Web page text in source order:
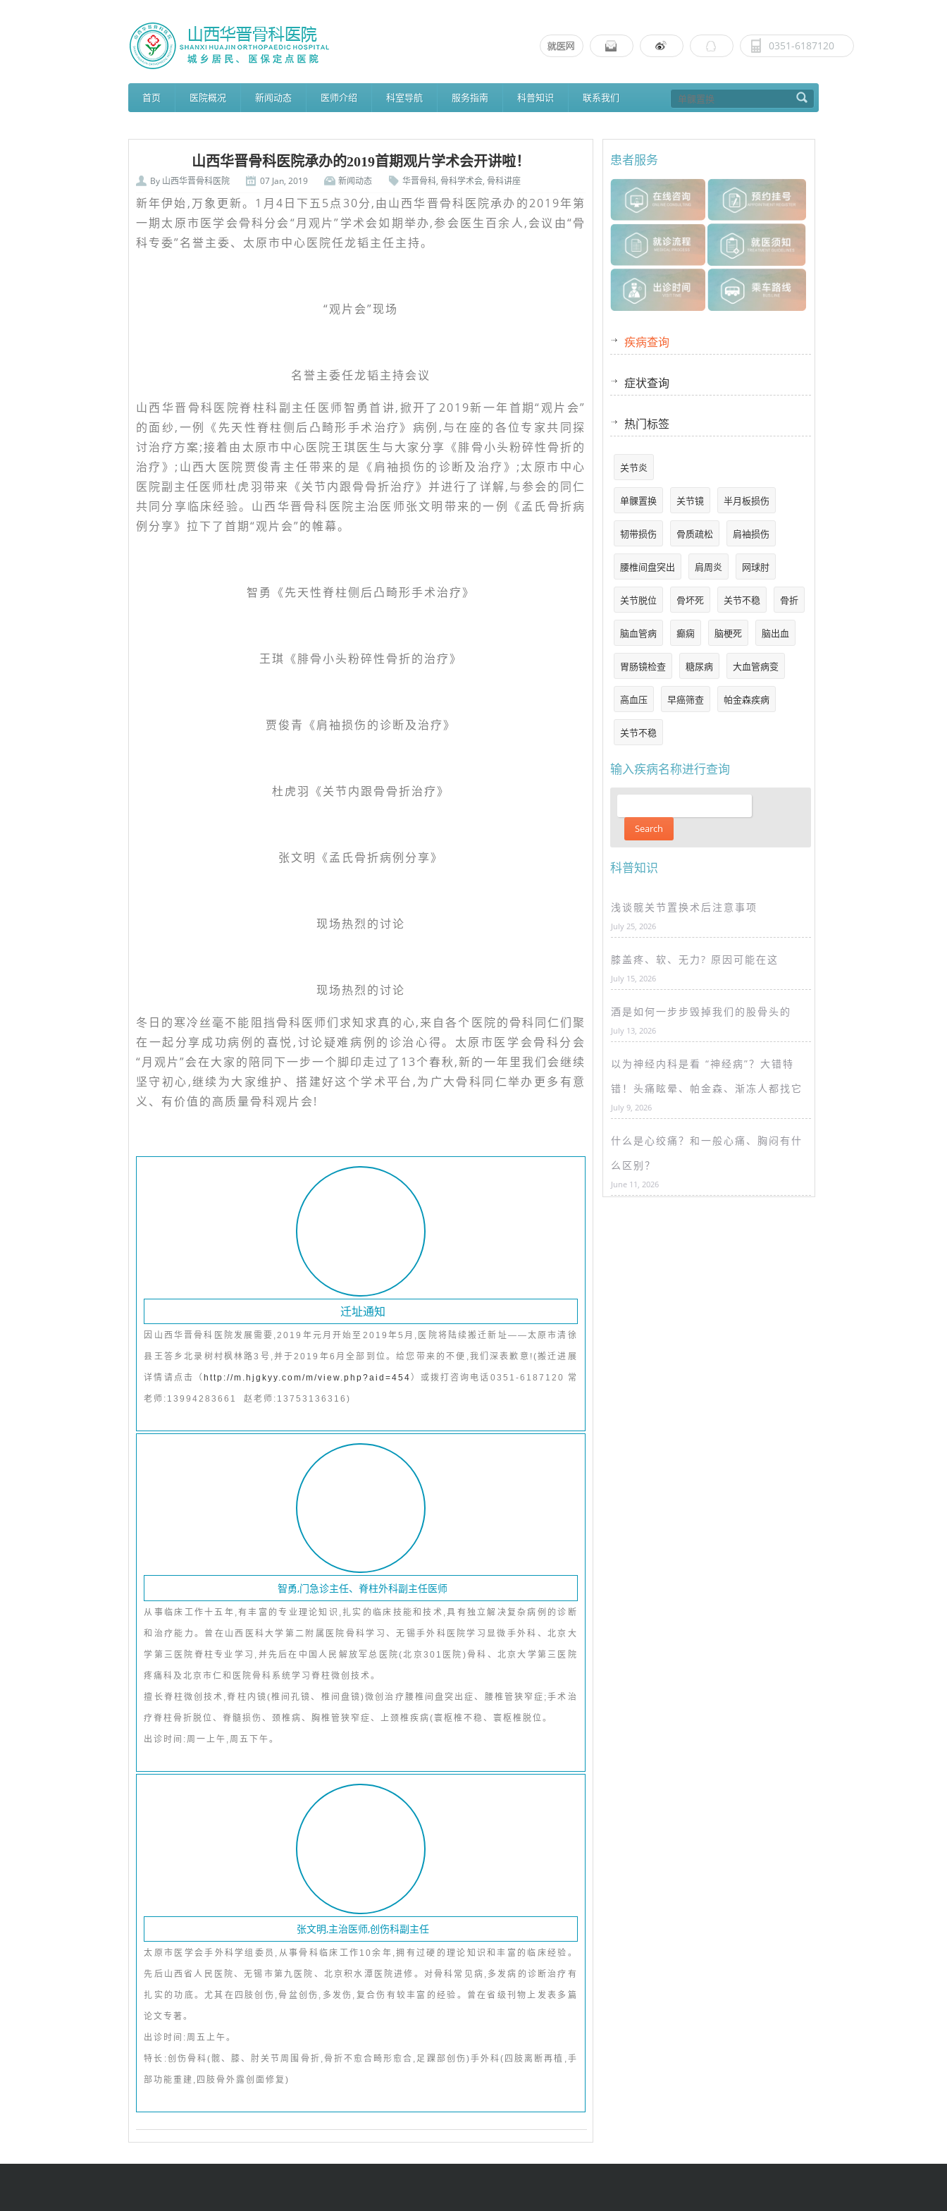
0351-6187120
首页 医院概况 新闻动态 医师介绍 科室导航 服务指南 科普知识 联系我们
山西华晋骨科医院承办的2019首期观片学术会开讲啦！
By 山西华晋骨科医院 07 Jan, 2019 新闻动态 华晋骨科, 骨科学术会, 骨科讲座
新年伊始,万象更新。1月4日下五5点30分,由山西华晋骨科医院承办的2019年第
一期太原市医学会骨科分会“月观片”学术会如期举办,参会医生百余人,会议由“骨
科专委”名誉主委、太原市中心医院任龙韬主任主持。
“观片会”现场
名誉主委任龙韬主持会议
山西华晋骨科医院脊柱科副主任医师智勇首讲,掀开了2019新一年首期“观片会”
的面纱,一例《先天性脊柱侧后凸畸形手术治疗》病例,与在座的各位专家共同探
讨治疗方案;接着由太原市中心医院王琪医生与大家分享《腓骨小头粉碎性骨折的
治疗》;山西大医院贾俊青主任带来的是《肩袖损伤的诊断及治疗》;太原市中心
医院副主任医师杜虎羽带来《关节内跟骨骨折治疗》并进行了详解,与参会的同仁
共同分享临床经验。山西华晋骨科医院主治医师张文明带来的一例《孟氏骨折病
例分享》拉下了首期“观片会”的帷幕。
智勇《先天性脊柱侧后凸畸形手术治疗》
王琪《腓骨小头粉碎性骨折的治疗》
贾俊青《肩袖损伤的诊断及治疗》
杜虎羽《关节内跟骨骨折治疗》
张文明《孟氏骨折病例分享》
现场热烈的讨论
现场热烈的讨论
冬日的寒冷丝毫不能阻挡骨科医师们求知求真的心,来自各个医院的骨科同仁们聚
在一起分享成功病例的喜悦,讨论疑难病例的诊治心得。太原市医学会骨科分会
“月观片”会在大家的陪同下一步一个脚印走过了13个春秋,新的一年里我们会继续
坚守初心,继续为大家维护、搭建好这个学术平台,为广大骨科同仁举办更多有意
义、有价值的高质量骨科观片会!
迁址通知
因山西华晋骨科医院发展需要,2019年元月开始至2019年5月,医院将陆续搬迁新址——太原市清徐
县王答乡北录树村枫林路3号,并于2019年6月全部到位。给您带来的不便,我们深表歉意!(搬迁进展
详情请点击（ http://m.hjgkyy.com/m/view.php?aid=454 ）或拨打咨询电话0351-6187120 常
老师:13994283661 赵老师:13753136316)
智勇,门急诊主任、脊柱外科副主任医师
从事临床工作十五年,有丰富的专业理论知识,扎实的临床技能和技术,具有独立解决复杂病例的诊断
和治疗能力。曾在山西医科大学第二附属医院骨科学习、无锡手外科医院学习显微手外科、北京大
学第三医院脊柱专业学习,并先后在中国人民解放军总医院(北京301医院)骨科、北京大学第三医院
疼痛科及北京市仁和医院骨科系统学习脊柱微创技术。
擅长脊柱微创技术,脊柱内镜(椎间孔镜、椎间盘镜)微创治疗腰椎间盘突出症、腰椎管狭窄症;手术治
疗脊柱骨折脱位、脊髓损伤、颈椎病、胸椎管狭窄症、上颈椎疾病(寰枢椎不稳、寰枢椎脱位。
出诊时间:周一上午,周五下午。
张文明,主治医师,创伤科副主任
太原市医学会手外科学组委员,从事骨科临床工作10余年,拥有过硬的理论知识和丰富的临床经验。
先后山西省人民医院、无锡市第九医院、北京积水潭医院进修。对骨科常见病,多发病的诊断治疗有
扎实的功底。尤其在四肢创伤,骨盆创伤,多发伤,复合伤有较丰富的经验。曾在省级刊物上发表多篇
论文专著。
出诊时间:周五上午。
特长:创伤骨科(髋、膝、肘关节周围骨折,骨折不愈合畸形愈合,足踝部创伤)手外科(四肢离断再植,手
部功能重建,四肢骨外露创面修复)
患者服务
疾病查询
症状查询
热门标签
关节炎
单髁置换 关节镜 半月板损伤
韧带损伤 骨质疏松 肩袖损伤
腰椎间盘突出 肩周炎 网球肘
关节脱位 骨坏死 关节不稳 骨折
脑血管病 癫痫 脑梗死 脑出血
胃肠镜检查 糖尿病 大血管病变
高血压 早癌筛查 帕金森疾病
关节不稳
输入疾病名称进行查询
科普知识
浅谈髋关节置换术后注意事项
July 25, 2026
膝盖疼、软、无力? 原因可能在这
July 15, 2026
酒是如何一步步毁掉我们的股骨头的
July 13, 2026
以为神经内科是看 “神经病”？大错特
错！头痛眩晕、帕金森、渐冻人都找它
July 9, 2026
什么是心绞痛？和一般心痛、胸闷有什
么区别？
June 11, 2026